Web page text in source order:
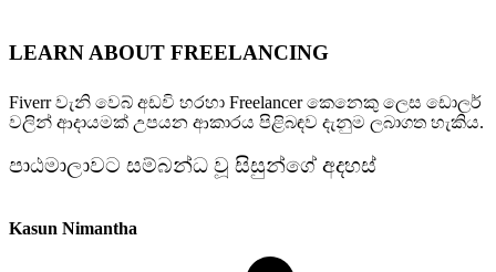
LEARN ABOUT FREELANCING
Fiverr වැනි වෙබ් අඩවි හරහා Freelancer කෙනෙකු ලෙස ඩොලර්
වලින් ආදායමක් උපයන ආකාරය පිළිබඳව දැනුම ලබාගත හැකිය.
පාඨමාලාවට සම්බන්ධ වූ සිසුන්ගේ අදහස්
Kasun Nimantha